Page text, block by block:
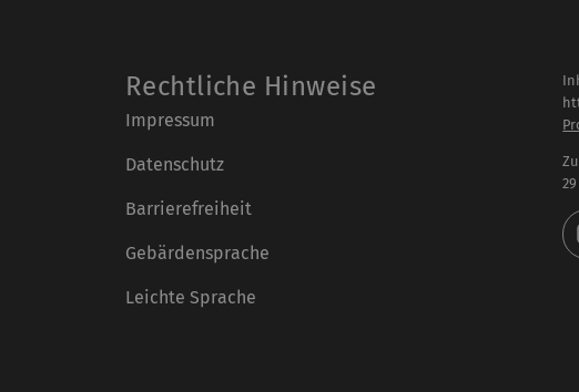
Rechtliche Hinweise
Impressum
Datenschutz
Barrierefreiheit
Gebärdensprache
Leichte Sprache